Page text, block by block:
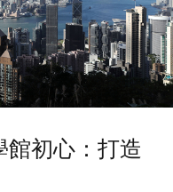
館初心：打造